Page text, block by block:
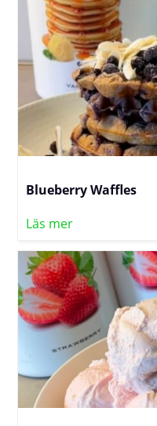
Blueberry Waffles
Läs mer